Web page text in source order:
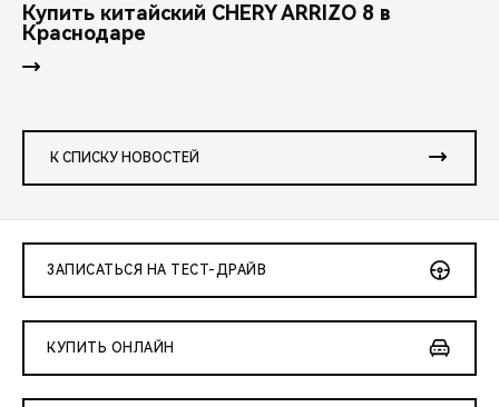
Купить китайский CHERY ARRIZO 8 в
Краснодаре
К СПИСКУ НОВОСТЕЙ
ЗАПИСАТЬСЯ НА ТЕСТ-ДРАЙВ
КУПИТЬ ОНЛАЙН